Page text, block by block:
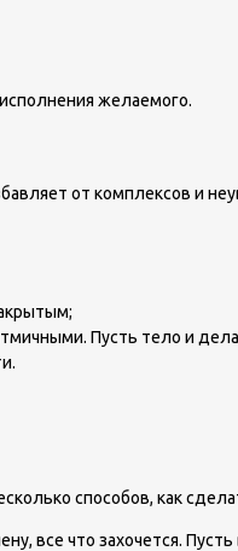
желаемого.
от комплексов и
Пусть тело и
способов, как
все что захочется.